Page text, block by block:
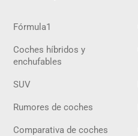
Fórmula1
Coches híbridos y
enchufables
SUV
Rumores de coches
Comparativa de coches